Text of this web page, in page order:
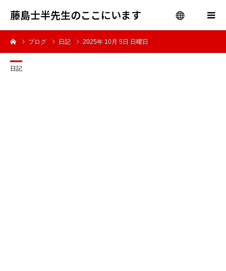
藤島士半先生のここにいます
ブログ 日記 2025年 10月 5日 日曜日
日記